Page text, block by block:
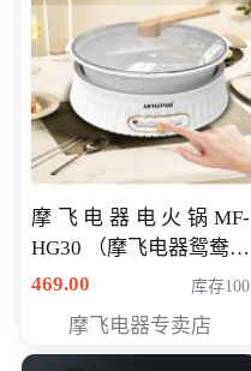
摩飞电器电火锅MF-
HG30 （摩飞电器鸳鸯锅
MF-HG30 ） 会员专享价
469.00 库存100
摩飞电器专卖店